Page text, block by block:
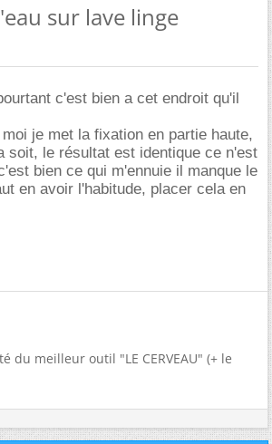
sur lave linge
c'est bien a cet endroit qu'il
je met la fixation en partie haute,
soit, le résultat est identique ce n'est
bien ce qui m'ennuie il manque le
en avoir l'habitude, placer cela en
du meilleur outil "LE CERVEAU" (+ le